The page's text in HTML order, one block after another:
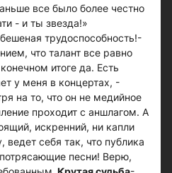
все было более честно
- и ты звезда!»
трудоспособность!-
что талант все равно
итоге да. Есть
у меня в концертах, -
на то, что он не медийное
проходит с аншлагом. А
искренний, ни капли
себя так, что публика
песни! Верю,